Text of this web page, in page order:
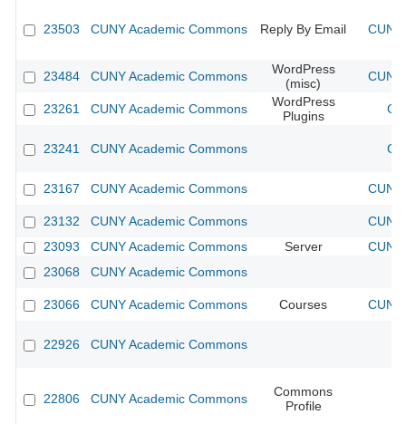
23503 CUNY Academic Commons Reply By Email
23484 CUNY Academic Commons
WordPress
(misc)
23261 CUNY Academic Commons
WordPress
Plugins
23241 CUNY Academic Commons
23167 CUNY Academic Commons
23132 CUNY Academic Commons
23093
CUNY Academic Commons Server
23068
CUNY Academic Commons
23066 CUNY Academic Commons Courses
22926 CUNY Academic Commons
22806 CUNY Academic Commons
Commons
Profile